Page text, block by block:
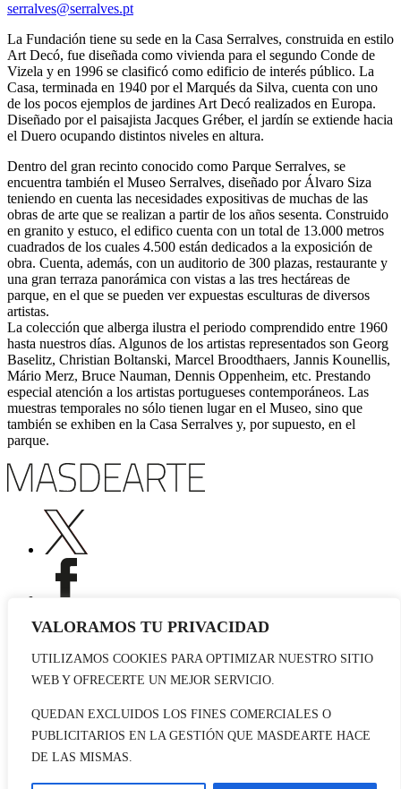
VALORAMOS TU PRIVACIDAD
UTILIZAMOS COOKIES PARA OPTIMIZAR NUESTRO SITIO
WEB Y OFRECERTE UN MEJOR SERVICIO.
QUEDAN EXCLUIDOS LOS FINES COMERCIALES O
PUBLICITARIOS EN LA GESTIÓN QUE MASDEARTE HACE
DE LAS MISMAS.
serralves@serralves.pt
La Fundación tiene su sede en la Casa Serralves, construida en estilo
Art Decó, fue diseñada como vivienda para el segundo Conde de
Vizela y en 1996 se clasificó como edificio de interés público. La
Casa, terminada en 1940 por el Marqués da Silva, cuenta con uno
de los pocos ejemplos de jardines Art Decó realizados en Europa.
Diseñado por el paisajista Jacques Gréber, el jardín se extiende hacia
el Duero ocupando distintos niveles en altura.
Dentro del gran recinto conocido como Parque Serralves, se
encuentra también el Museo Serralves, diseñado por Álvaro Siza
teniendo en cuenta las necesidades expositivas de muchas de las
obras de arte que se realizan a partir de los años sesenta. Construido
en granito y estuco, el edifico cuenta con un total de 13.000 metros
cuadrados de los cuales 4.500 están dedicados a la exposición de
obra. Cuenta, además, con un auditorio de 300 plazas, restaurante y
una gran terraza panorámica con vistas a las tres hectáreas de
parque, en el que se pueden ver expuestas esculturas de diversos
artistas.
La colección que alberga ilustra el periodo comprendido entre 1960
hasta nuestros días. Algunos de los artistas representados son Georg
Baselitz, Christian Boltanski, Marcel Broodthaers, Jannis Kounellis,
Mário Merz, Bruce Nauman, Dennis Oppenheim, etc. Prestando
especial atención a los artistas portugueses contemporáneos. Las
muestras temporales no sólo tienen lugar en el Museo, sino que
también se exhiben en la Casa Serralves y, por supuesto, en el
parque.
Publicidad
Contacto
© 2026 masdearte. Información de exposiciones, museos y artistas
Política de cookies